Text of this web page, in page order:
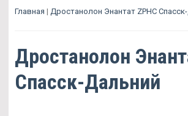
Главная | Дростанолон Энантат ZPHC
Дростанолон
Спасск-Дальний